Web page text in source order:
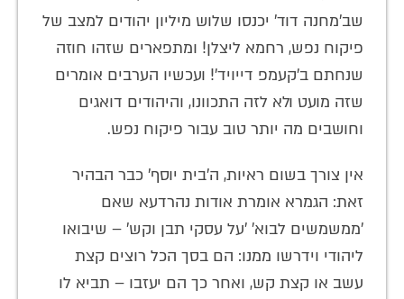
שב'מחנה דוד' יכנסו שלוש מיליון יהודים למצב של
פיקוח נפש, רחמא ליצלן! ומתפארים שזהו חוזה
שנחתם ב'קעמפ דייויד'! ועכשיו הערבים אומרים
שזה מועט ולא לזה התכוונו, והיהודים דואגים
וחושבים מה יותר טוב עבור פיקוח נפש.
אין צורך בשום ראיות, ה'בית יוסף' כבר הבהיר
זאת: הגמרא אומרת אודות נהרדעא שאם
'ממשמשים לבוא' 'על עסקי תבן וקש' – שיבואו
ליהודי וידרשו ממנו: הם בסך הכל רוצים קצת
עשב או קצת קש, ואחר כך הם יעזבו – תביא לו